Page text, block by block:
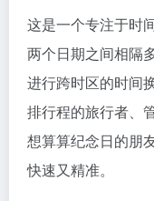
这是一个专注于时
两个日期之间相隔
进行跨时区的时间
排行程的旅行者、
想算算纪念日的朋
快速又精准。